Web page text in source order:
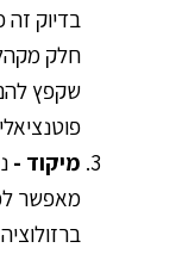
בדיוק
חלק
שקפץ
מיקוד -
מאפשר